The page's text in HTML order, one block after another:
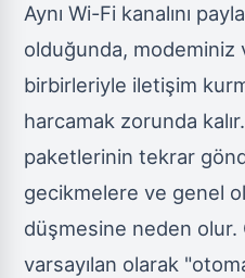
Aynı Wi-Fi kanalını
olduğunda, modeminiz
birbirleriyle iletişim
harcamak zorunda
paketlerinin tekrar
gecikmelere ve genel
düşmesine neden olur.
varsayılan olarak